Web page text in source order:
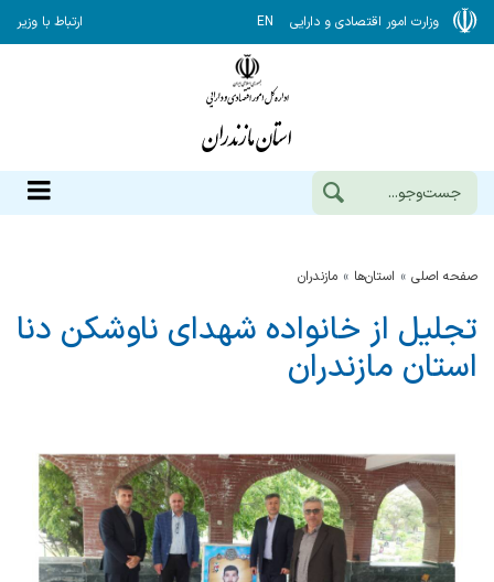
وزارت امور اقتصادی و دارایی EN ارتباط با وزیر
صفحه اصلی استان‌ها مازندران
تجلیل از خانواده شهدای ناوشکن دنا
استان مازندران